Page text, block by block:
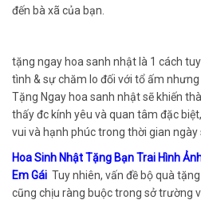
đến bà xã của bạn.
tặng ngay hoa sanh nhật là 1 cách
tình & sự chăm lo đối với tổ ấm
Tặng Ngay hoa sanh nhật sẽ khiến
thấy đc kính yêu và quan tâm đặc
vui và hạnh phúc trong thời gian ngày
Hoa Sinh Nhật Tặng Bạn Trai Hình
Em Gái Tuy nhiên, vấn đề bộ quà
cũng chịu ràng buộc trong sở trường